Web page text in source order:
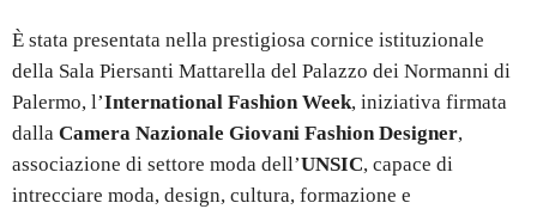
È stata presentata nella prestigiosa cornice istituzionale
della Sala Piersanti Mattarella del Palazzo dei Normanni di
Palermo, l’International Fashion Week, iniziativa firmata
dalla Camera Nazionale Giovani Fashion Designer,
associazione di settore moda dell’UNSIC, capace di
intrecciare moda, design, cultura, formazione e